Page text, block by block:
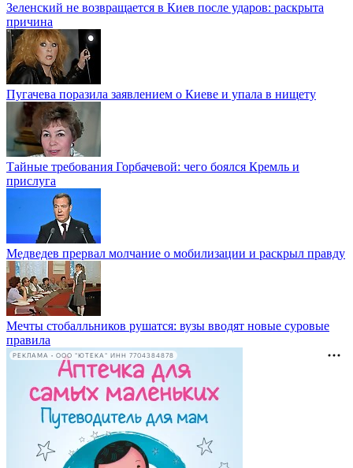
Зеленский не возвращается в Киев после ударов: раскрыта
причина
Пугачева поразила заявлением о Киеве и упала в нищету
Тайные требования Горбачевой: чего боялся Кремль и
прислуга
Медведев прервал молчание о мобилизации и раскрыл правду
Мечты стобалльников рушатся: вузы вводят новые суровые
правила
РЕКЛАМА • ООО "ЮТЕКА" ИНН 7704384878